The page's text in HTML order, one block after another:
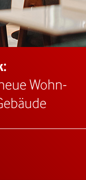
Wohn-